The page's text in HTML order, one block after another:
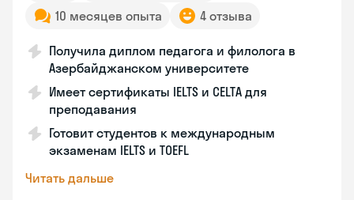
10 месяцев опыта
4 отзыва
Получила диплом педагога и филолога в
Азербайджанском университете
Имеет сертификаты IELTS и CELTA для
преподавания
Готовит студентов к международным
экзаменам IELTS и TOEFL
Читать дальше